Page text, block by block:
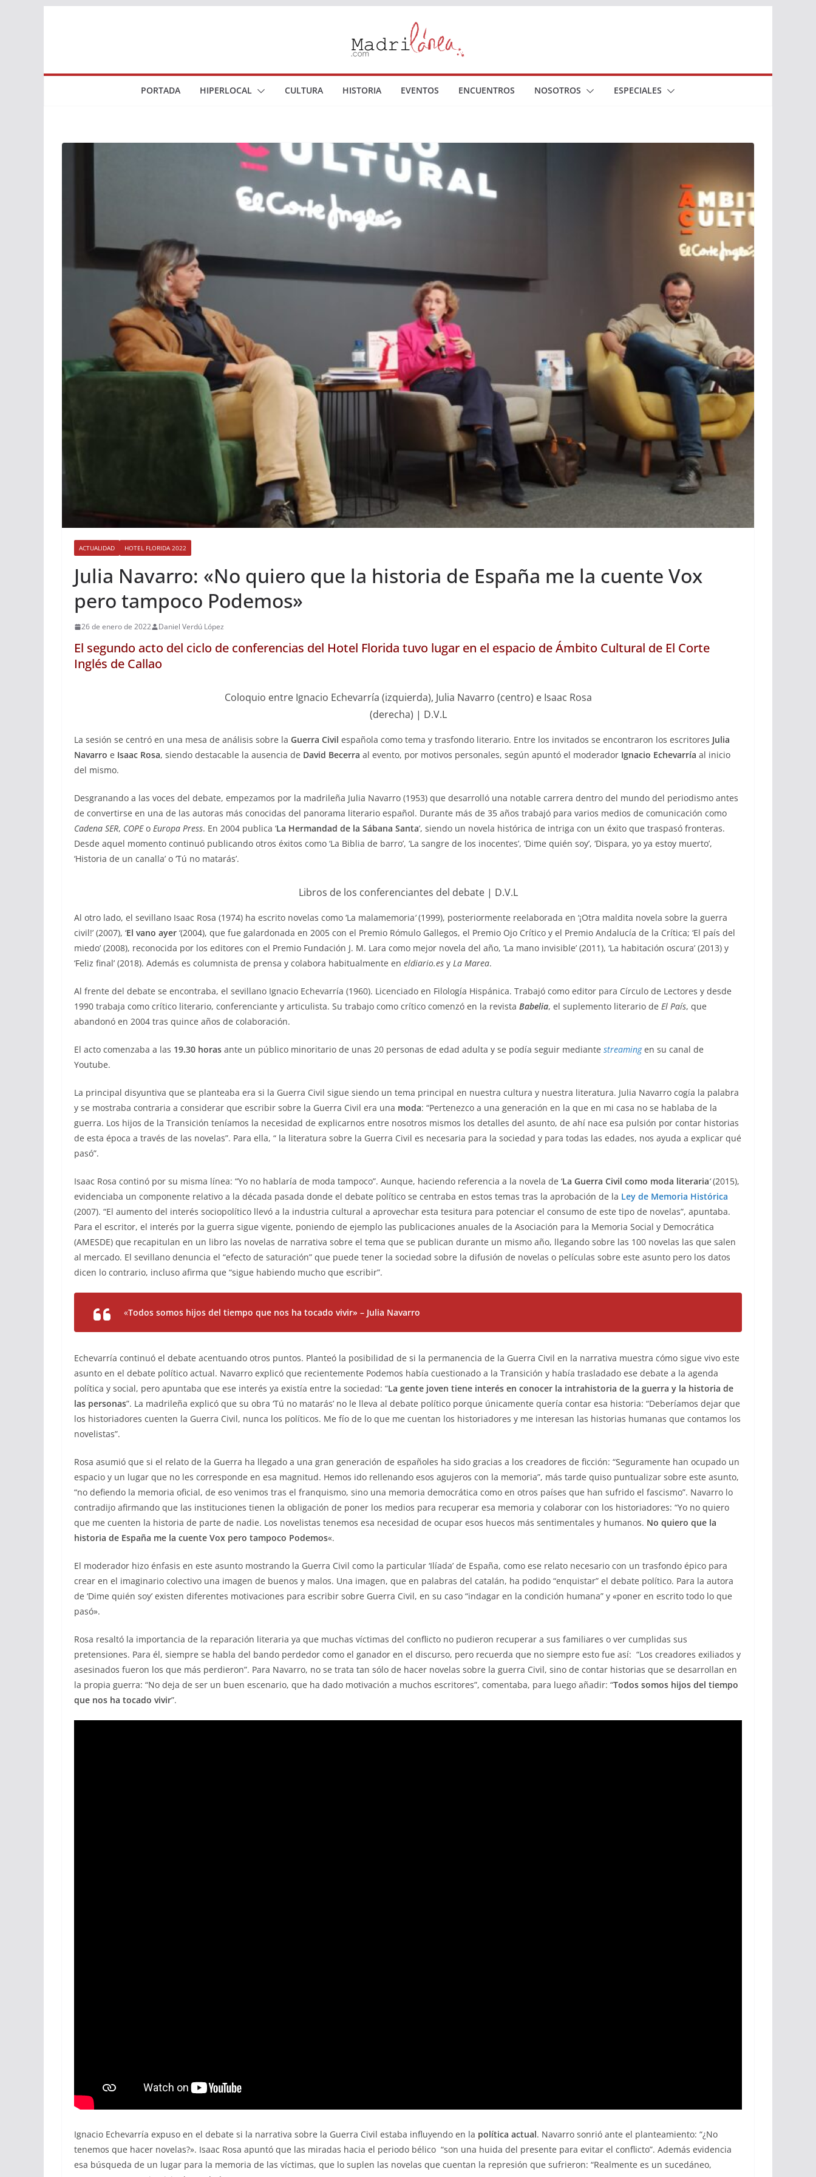
PORTADA HIPERLOCAL CULTURA HISTORIA EVENTOS ENCUENTROS NOSOTROS ESPECIALES
ACTUALIDAD HOTEL FLORIDA 2022
Julia Navarro: «No quiero que la historia de España me la cuente Vox
pero tampoco Podemos»
26 de enero de 2022 Daniel Verdú López
El segundo acto del ciclo de conferencias del Hotel Florida tuvo lugar en el espacio de Ámbito Cultural de El Corte
Inglés de Callao
Coloquio entre Ignacio Echevarría (izquierda), Julia Navarro (centro) e Isaac Rosa
(derecha) | D.V.L
La sesión se centró en una mesa de análisis sobre la Guerra Civil española como tema y trasfondo literario. Entre los invitados se encontraron los escritores Julia
Navarro e Isaac Rosa, siendo destacable la ausencia de David Becerra al evento, por motivos personales, según apuntó el moderador Ignacio Echevarría al inicio
del mismo.
Desgranando a las voces del debate, empezamos por la madrileña Julia Navarro (1953) que desarrolló una notable carrera dentro del mundo del periodismo antes
de convertirse en una de las autoras más conocidas del panorama literario español. Durante más de 35 años trabajó para varios medios de comunicación como
Cadena SER, COPEo Europa Press. En 2004 publica ‘La Hermandad de la Sábana Santa‘, siendo un novela histórica de intriga con un éxito que traspasó fronteras.
Desde aquel momento continuó publicando otros éxitos como ‘La Biblia de barro’, ‘La sangre de los inocentes’, ‘Dime quién soy’, ‘Dispara, yo ya estoy muerto’,
‘Historia de un canalla’ o ‘Tú no matarás’.
Libros de los conferenciantes del debate | D.V.L
Al otro lado, el sevillano Isaac Rosa (1974) ha escrito novelas como ‘La malamemoria‘(1999), posteriormente reelaborada en ‘¡Otra maldita novela sobre la guerra
civil!’ (2007), ‘El vano ayer ‘(2004), que fue galardonada en 2005 con el Premio Rómulo Gallegos, el Premio Ojo Crítico y el Premio Andalucía de la Crítica; ‘El país del
miedo’ (2008), reconocida por los editores con el Premio Fundación J. M. Lara como mejor novela del año, ‘La mano invisible’ (2011), ‘La habitación oscura’ (2013) y
‘Feliz final’ (2018). Además es columnista de prensa y colabora habitualmente en eldiario.es y La Marea.
Al frente del debate se encontraba, el sevillano Ignacio Echevarría (1960). Licenciado en Filología Hispánica. Trabajó como editor para Círculo de Lectores y desde
1990 trabaja como crítico literario, conferenciante y articulista. Su trabajo como crítico comenzó en la revista Babelia, el suplemento literario de El País, que
abandonó en 2004 tras quince años de colaboración.
El acto comenzaba a las 19.30 horas ante un público minoritario de unas 20 personas de edad adulta y se podía seguir mediante streamingen su canal de
Youtube.
La principal disyuntiva que se planteaba era si la Guerra Civil sigue siendo un tema principal en nuestra cultura y nuestra literatura. Julia Navarro cogía la palabra
y se mostraba contraria a considerar que escribir sobre la Guerra Civil era una moda: “Pertenezco a una generación en la que en mi casa no se hablaba de la
guerra. Los hijos de la Transición teníamos la necesidad de explicarnos entre nosotros mismos los detalles del asunto, de ahí nace esa pulsión por contar historias
de esta época a través de las novelas”. Para ella, “ la literatura sobre la Guerra Civil es necesaria para la sociedad y para todas las edades, nos ayuda a explicar qué
pasó”.
Isaac Rosa continó por su misma línea: “Yo no hablaría de moda tampoco”. Aunque, haciendo referencia a la novela de ‘La Guerra Civil como moda literaria‘(2015),
evidenciaba un componente relativo a la década pasada donde el debate político se centraba en estos temas tras la aprobación de la Ley de Memoria Histórica
(2007). “El aumento del interés sociopolítico llevó a la industria cultural a aprovechar esta tesitura para potenciar el consumo de este tipo de novelas”, apuntaba.
Para el escritor, el interés por la guerra sigue vigente, poniendo de ejemplo las publicaciones anuales de la Asociación para la Memoria Social y Democrática
(AMESDE) que recapitulan en un libro las novelas de narrativa sobre el tema que se publican durante un mismo año, llegando sobre las 100 novelas las que salen
al mercado. El sevillano denuncia el “efecto de saturación” que puede tener la sociedad sobre la difusión de novelas o películas sobre este asunto pero los datos
dicen lo contrario, incluso afirma que “sigue habiendo mucho que escribir”.
«Todos somos hijos del tiempo que nos ha tocado vivir» – Julia Navarro
Echevarría continuó el debate acentuando otros puntos. Planteó la posibilidad de si la permanencia de la Guerra Civil en la narrativa muestra cómo sigue vivo este
asunto en el debate político actual. Navarro explicó que recientemente Podemos había cuestionado a la Transición y había trasladado ese debate a la agenda
política y social, pero apuntaba que ese interés ya existía entre la sociedad: “La gente joven tiene interés en conocer la intrahistoria de la guerra y la historia de
las personas”. La madrileña explicó que su obra ‘Tú no matarás’ no le lleva al debate político porque únicamente quería contar esa historia: “Deberíamos dejar que
los historiadores cuenten la Guerra Civil, nunca los políticos. Me fío de lo que me cuentan los historiadores y me interesan las historias humanas que contamos los
novelistas”.
Rosa asumió que si el relato de la Guerra ha llegado a una gran generación de españoles ha sido gracias a los creadores de ficción: “Seguramente han ocupado un
espacio y un lugar que no les corresponde en esa magnitud. Hemos ido rellenando esos agujeros con la memoria”, más tarde quiso puntualizar sobre este asunto,
“no defiendo la memoria oficial, de eso venimos tras el franquismo, sino una memoria democrática como en otros países que han sufrido el fascismo”. Navarro lo
contradijo afirmando que las instituciones tienen la obligación de poner los medios para recuperar esa memoria y colaborar con los historiadores: “Yo no quiero
que me cuenten la historia de parte de nadie. Los novelistas tenemos esa necesidad de ocupar esos huecos más sentimentales y humanos. No quiero que la
historia de España me la cuente Vox pero tampoco Podemos«.
El moderador hizo énfasis en este asunto mostrando la Guerra Civil como la particular ‘Ilíada’ de España, como ese relato necesario con un trasfondo épico para
crear en el imaginario colectivo una imagen de buenos y malos. Una imagen, que en palabras del catalán, ha podido “enquistar” el debate político. Para la autora
de ‘Dime quién soy’ existen diferentes motivaciones para escribir sobre Guerra Civil, en su caso “indagar en la condición humana” y «poner en escrito todo lo que
pasó».
Rosa resaltó la importancia de la reparación literaria ya que muchas víctimas del conflicto no pudieron recuperar a sus familiares o ver cumplidas sus
pretensiones. Para él, siempre se habla del bando perdedor como el ganador en el discurso, pero recuerda que no siempre esto fue así: “Los creadores exiliados y
asesinados fueron los que más perdieron”. Para Navarro, no se trata tan sólo de hacer novelas sobre la guerra Civil, sino de contar historias que se desarrollan en
la propia guerra: “No deja de ser un buen escenario, que ha dado motivación a muchos escritores”, comentaba, para luego añadir: “Todos somos hijos del tiempo
que nos ha tocado vivir”.
Ignacio Echevarría expuso en el debate si la narrativa sobre la Guerra Civil estaba influyendo en la política actual. Navarro sonrió ante el planteamiento: “¿No
tenemos que hacer novelas?». Isaac Rosa apuntó que las miradas hacia el periodo bélico “son una huida del presente para evitar el conflicto”. Además evidencia
esa búsqueda de un lugar para la memoria de las víctimas, que lo suplen las novelas que cuentan la represión que sufrieron: “Realmente es un sucedáneo,